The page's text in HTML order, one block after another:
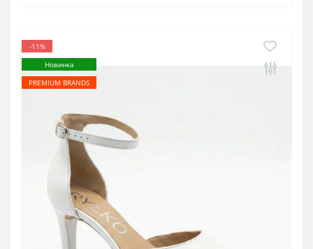
-11%
Новинка
PREMIUM BRANDS